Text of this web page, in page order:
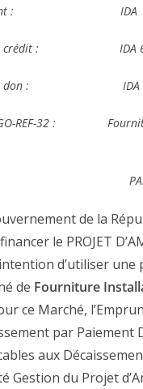
: IDA
du crédit : IDA
du don : IDA
REF-32 : Fourniture
: PASEM/
de la
le PROJET
d’utiliser
de Fourniture
ce Marché,
par Paiement
aux
Gestion du Projet